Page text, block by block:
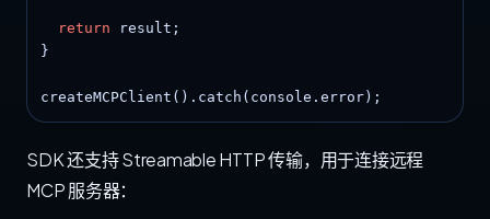
return result;
}
createMCPClient().catch(console.error);
SDK 还支持 Streamable HTTP 传输，用于连接远程
MCP 服务器：